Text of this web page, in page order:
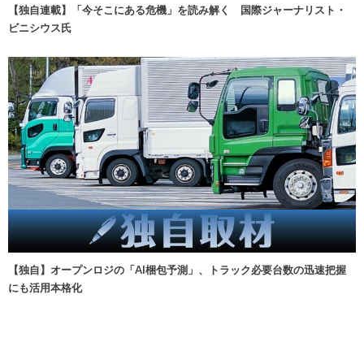
【独自連載】「今そこにある危機」を読み解く 国際ジャーナリスト・
ビニシウス氏
【独自】オープンロジの「AI梱包予測」、トラック必要台数の迅速把握
にも活用本格化